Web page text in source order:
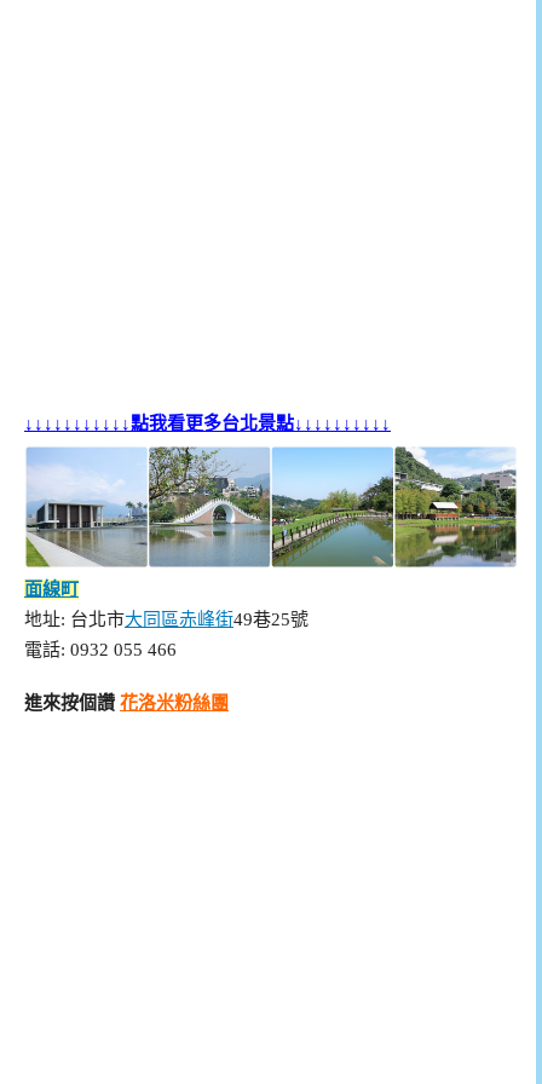
↓↓↓↓↓↓↓↓↓↓↓點我看更多台北景點↓↓↓↓↓↓↓↓↓↓
面線町
地址: 台北市大同區赤峰街49巷25號
電話: 0932 055 466
進來按個讚 花洛米粉絲團